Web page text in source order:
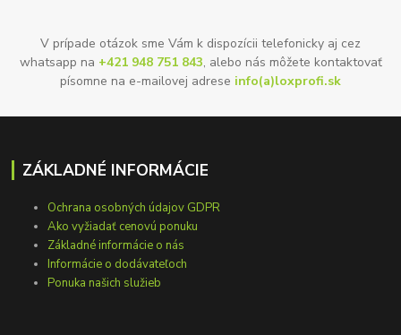
V prípade otázok sme Vám k dispozícii telefonicky aj cez
whatsapp na +421 948 751 843, alebo nás môžete kontaktovať
písomne na e-mailovej adrese info(a)loxprofi.sk
ZÁKLADNÉ INFORMÁCIE
Ochrana osobných údajov GDPR
Ako vyžiadať cenovú ponuku
Základné informácie o nás
Informácie o dodávateľoch
Ponuka našich služieb